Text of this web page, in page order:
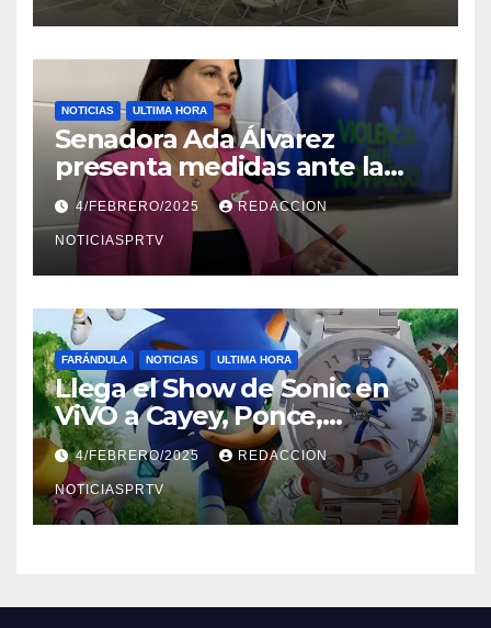
NOTICIAS ULTIMA HORA
Senadora Ada Álvarez
presenta medidas ante la
violencia en el noviazgo
4/FEBRERO/2025 REDACCION
NOTICIASPRTV
FARÁNDULA NOTICIAS ULTIMA HORA
Llega el Show de Sonic en
ViVO a Cayey, Ponce,
Barceloneta y Humacao,
Relojes gratis para el que
compre ahora….
4/FEBRERO/2025 REDACCION
NOTICIASPRTV